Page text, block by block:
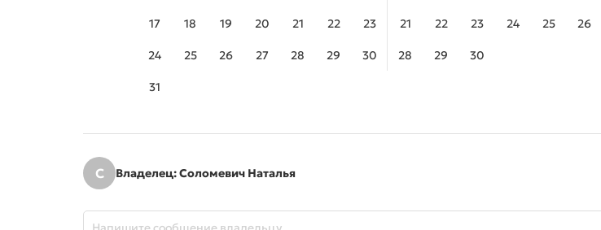
17 18 19 20 21 22 23
24 25 26 27 28 29 30
31
21 22 23 24 25 26
28 29 30
С Владелец: Соломевич Наталья